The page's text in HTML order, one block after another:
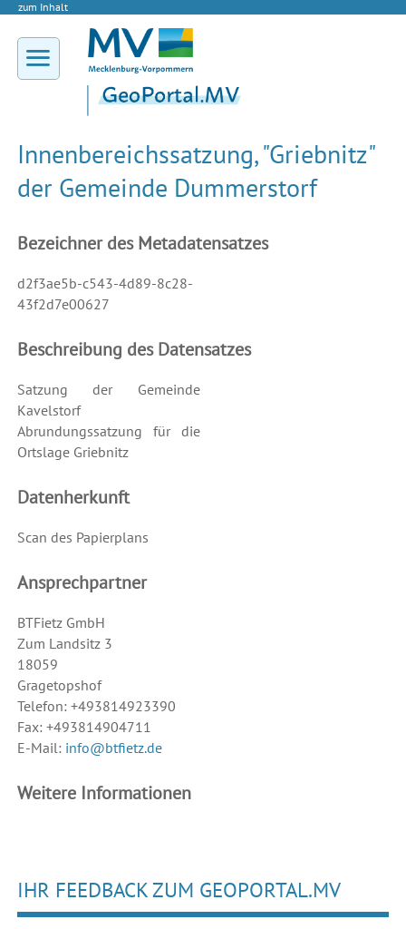
zum Inhalt
Innenbereichssatzung, "Griebnitz"
der Gemeinde Dummerstorf
Bezeichner des Metadatensatzes
d2f3ae5b-c543-4d89-8c28-
43f2d7e00627
Beschreibung des Datensatzes
Satzung der Gemeinde
Kavelstorf
Abrundungssatzung für die
Ortslage Griebnitz
Datenherkunft
Scan des Papierplans
Ansprechpartner
BTFietz GmbH
Zum Landsitz 3
18059
Gragetopshof
Telefon: +493814923390
Fax: +493814904711
E-Mail: info@btfietz.de
Weitere Informationen
IHR FEEDBACK ZUM GEOPORTAL.MV